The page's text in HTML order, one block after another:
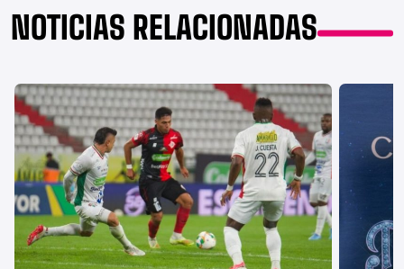
NOTICIAS RELACIONADAS